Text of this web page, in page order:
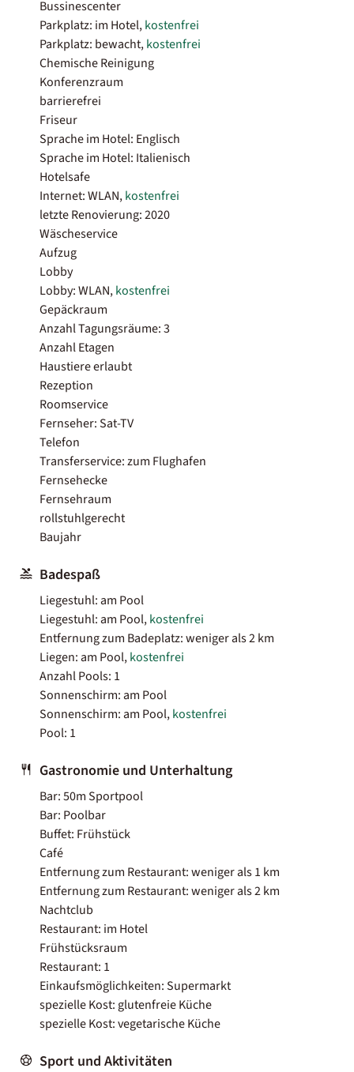
Bussinescenter
Parkplatz: im Hotel,kostenfrei
Parkplatz: bewacht,kostenfrei
Chemische Reinigung
Konferenzraum
barrierefrei
Friseur
Sprache im Hotel: Englisch
Sprache im Hotel: Italienisch
Hotelsafe
Internet: WLAN,kostenfrei
letzte Renovierung: 2020
Wäscheservice
Aufzug
Lobby
Lobby: WLAN,kostenfrei
Gepäckraum
Anzahl Tagungsräume: 3
Anzahl Etagen
Haustiere erlaubt
Rezeption
Roomservice
Fernseher: Sat-TV
Telefon
Transferservice: zum Flughafen
Fernsehecke
Fernsehraum
rollstuhlgerecht
Baujahr
Badespaß
Liegestuhl: am Pool
Liegestuhl: am Pool,kostenfrei
Entfernung zum Badeplatz: weniger als 2 km
Liegen: am Pool,kostenfrei
Anzahl Pools: 1
Sonnenschirm: am Pool
Sonnenschirm: am Pool,kostenfrei
Pool: 1
Gastronomie und Unterhaltung
Bar: 50m Sportpool
Bar: Poolbar
Buffet: Frühstück
Café
Entfernung zum Restaurant: weniger als 1 km
Entfernung zum Restaurant: weniger als 2 km
Nachtclub
Restaurant: im Hotel
Frühstücksraum
Restaurant: 1
Einkaufsmöglichkeiten: Supermarkt
spezielle Kost: glutenfreie Küche
spezielle Kost: vegetarische Küche
Sport und Aktivitäten